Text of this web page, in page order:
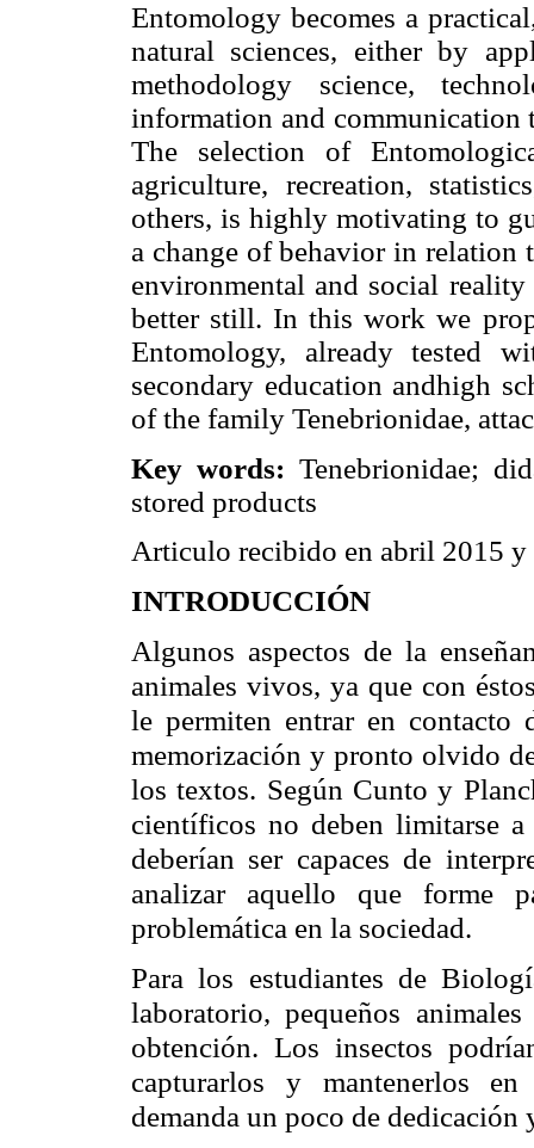
Entomology becomes a
natural sciences, either by
methodology science,
information and communication
The selection of
agriculture, recreation,
others, is highly motivating to
a change of behavior in relation
environmental and social
better still. In this work we
Entomology, already tested
secondary education andhigh
of the family Tenebrionidae,
Key words: Tenebrionidae;
stored products
Articulo recibido en abril 2015
INTRODUCCIÓN
Algunos aspectos de la
animales vivos, ya que con
le permiten entrar en contacto
memorización y pronto olvido
los textos. Según Cunto y
científicos no deben limitarse
deberían ser capaces de
analizar aquello que forme
problemática en la sociedad.
Para los estudiantes de
laboratorio, pequeños
obtención. Los insectos
capturarlos y mantenerlos
demanda un poco de dedicación